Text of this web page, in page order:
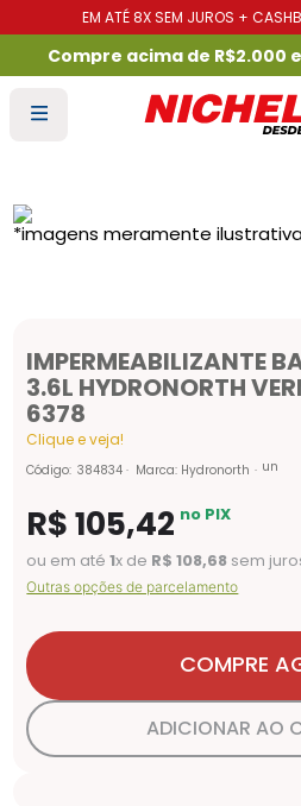
EM ATÉ 8X SEM JUROS +
Compre acima de R$2.000
IMPERMEABILIZANTE
3.6L HYDRONORTH
6378
Clique e veja!
Código: 384834 Marca: Hydronorth un
R$105,42 no PIX
ou em até1x de R$ 108,68 sem
Outras opções de parcelamento
COMPRE
ADICIONAR AO